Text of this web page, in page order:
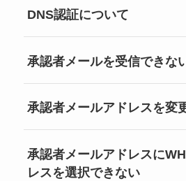
DNS認証について
承認者メールを受信できな
承認者メールアドレスを変
承認者メールアドレスに
レスを選択できない